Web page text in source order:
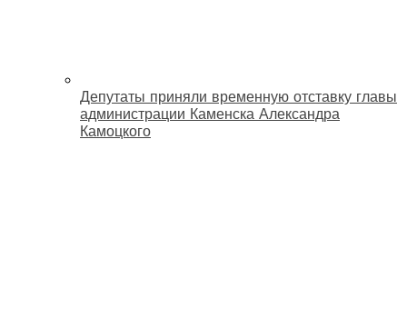
Депутаты приняли временную отставку главы
администрации Каменска Александра
Камоцкого